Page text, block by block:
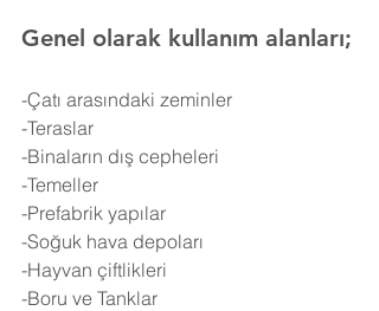
Genel olarak kullanım alanları;
-Çatı arasındaki zeminler
-Teraslar
-Binaların dış cepheleri
-Temeller
-Prefabrik yapılar
-Soğuk hava depoları
-Hayvan çiftlikleri
-Boru ve Tanklar